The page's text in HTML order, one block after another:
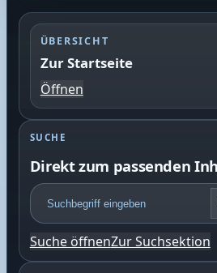
ÜBERSICHT
Zur Startseite
Öffnen
SUCHE
Direkt zum passenden
F
o
o
t
e
Suche öffnenZur Suchsektion